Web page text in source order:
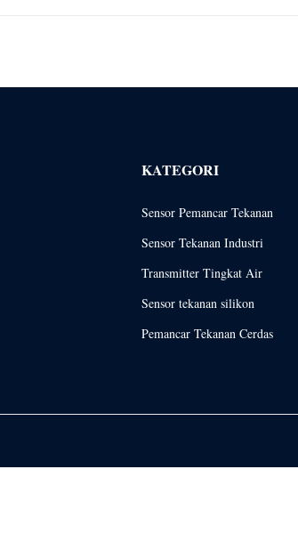
KATEGORI
Sensor Pemancar Tekanan
Sensor Tekanan Industri
Transmitter Tingkat Air
Sensor tekanan silikon
Pemancar Tekanan Cerdas